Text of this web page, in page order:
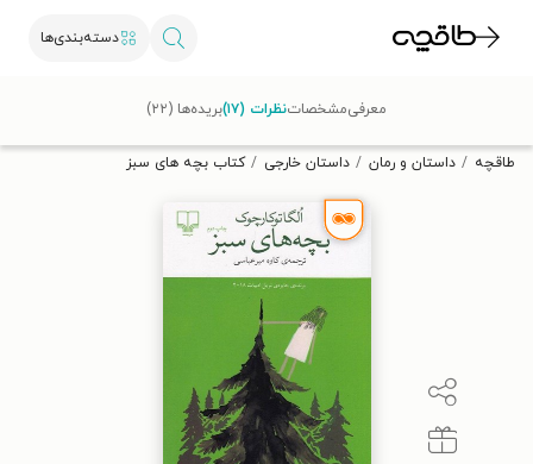
دسته‌بندی‌ها
تخفیف از طاقچه دریافت کن.
طاقچه داستان و رمان داستان خارجی کتاب بچه های سبز
معرفیمشخصاتنظرات (۱۷) بریده‌ها (۲۲)